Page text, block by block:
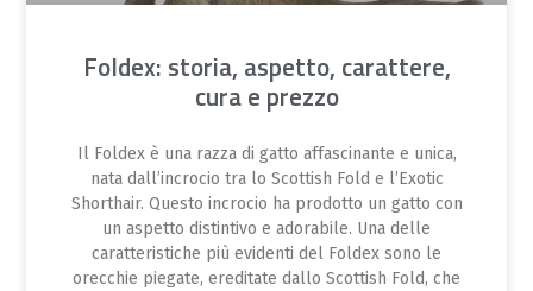
Foldex: storia, aspetto, carattere,
cura e prezzo
Il Foldex è una razza di gatto affascinante e unica,
nata dall’incrocio tra lo Scottish Fold e l’Exotic
Shorthair. Questo incrocio ha prodotto un gatto con
un aspetto distintivo e adorabile. Una delle
caratteristiche più evidenti del Foldex sono le
orecchie piegate, ereditate dallo Scottish Fold, che